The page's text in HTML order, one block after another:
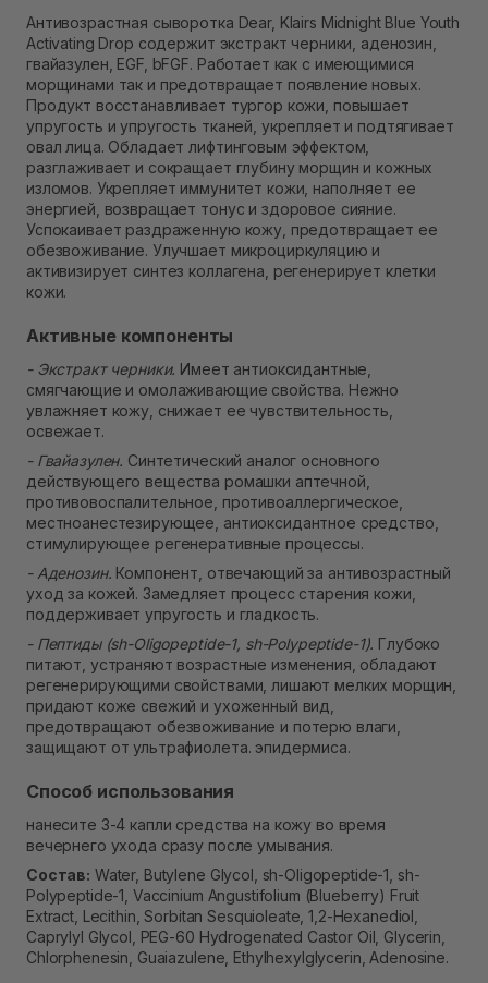
В наличии
Самовывоз г. Ровно, ул. Кулика и Гудачека 23 (ТЦ
Экватор)
Антивозрастная сыворотка Dear, Klairs Midnight Blue Youth
Activating Drop содержит экстракт черники, аденозин,
гвайазулен, EGF, bFGF. Работает как с имеющимися
морщинами так и предотвращает появление новых.
Продукт восстанавливает тургор кожи, повышает
упругость и упругость тканей, укрепляет и подтягивает
овал лица. Обладает лифтинговым эффектом,
разглаживает и сокращает глубину морщин и кожных
изломов. Укрепляет иммунитет кожи, наполняет ее
энергией, возвращает тонус и здоровое сияние.
Успокаивает раздраженную кожу, предотвращает ее
обезвоживание. Улучшает микроциркуляцию и
активизирует синтез коллагена, регенерирует клетки
кожи.
Активные компоненты
- Экстракт черники. Имеет антиоксидантные,
смягчающие и омолаживающие свойства. Нежно
увлажняет кожу, снижает ее чувствительность,
освежает.
- Гвайазулен. Синтетический аналог основного
действующего вещества ромашки аптечной,
противовоспалительное, противоаллергическое,
местноанестезирующее, антиоксидантное средство,
стимулирующее регенеративные процессы.
- Аденозин. Компонент, отвечающий за антивозрастный
уход за кожей. Замедляет процесс старения кожи,
поддерживает упругость и гладкость.
- Пептиды (sh-Oligopeptide-1, sh-Polypeptide-1). Глубоко
питают, устраняют возрастные изменения, обладают
регенерирующими свойствами, лишают мелких морщин,
придают коже свежий и ухоженный вид,
предотвращают обезвоживание и потерю влаги,
защищают от ультрафиолета. эпидермиса.
Способ использования
нанесите 3-4 капли средства на кожу во время
вечернего ухода сразу после умывания.
Состав: Water, Butylene Glycol, sh-Oligopeptide-1, sh-
Polypeptide-1, Vaccinium Angustifolium (Blueberry) Fruit
Extract, Lecithin, Sorbitan Sesquioleate, 1,2-Hexanediol,
Caprylyl Glycol, PEG-60 Hydrogenated Castor Oil, Glycerin,
Chlorphenesin, Guaiazulene, Ethylhexylglycerin, Adenosine.